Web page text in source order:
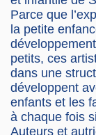
Parce que
la petite
petits, ces
dans une
développent
enfants et les
à chaque fois
Auteurs et